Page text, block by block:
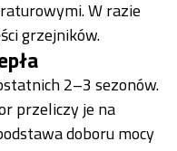
W razie
grzejników.
2–3 sezonów.
przeliczy je na
doboru mocy